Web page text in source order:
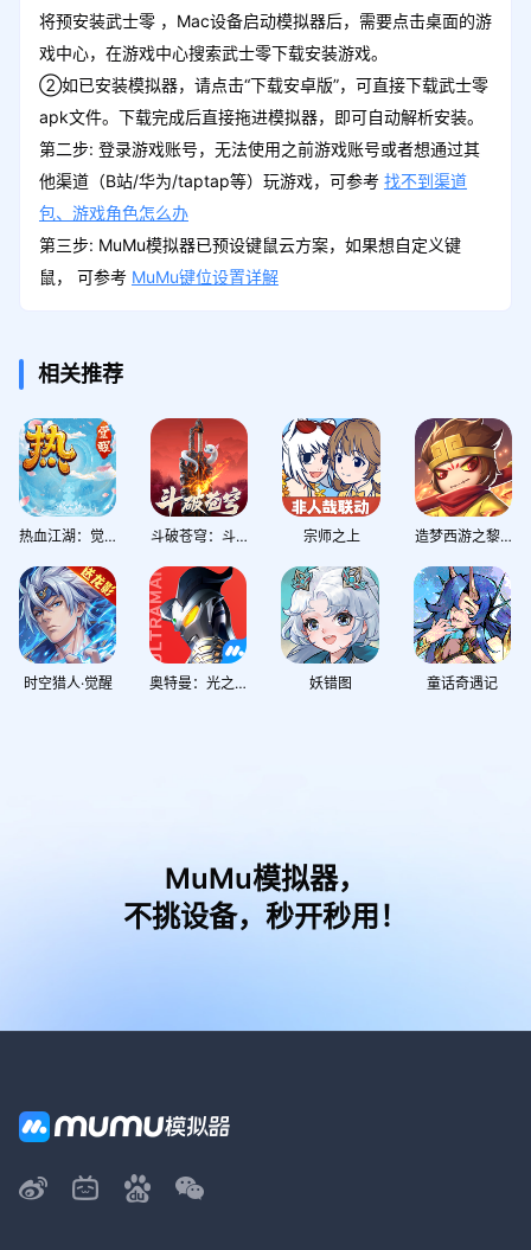
将预安装武士零 ，Mac设备启动模拟器后，需要点击桌面的游
戏中心，在游戏中心搜索武士零下载安装游戏。
②如已安装模拟器，请点击“下载安卓版”，可直接下载武士零
apk文件。下载完成后直接拖进模拟器，即可自动解析安装。
第二步: 登录游戏账号，无法使用之前游戏账号或者想通过其
他渠道（B站/华为/taptap等）玩游戏，可参考 找不到渠道
包、游戏角色怎么办
第三步: MuMu模拟器已预设键鼠云方案，如果想自定义键
鼠， 可参考 MuMu键位设置详解
相关推荐
热血江湖：觉醒 斗破苍穹：斗帝之路 宗师之上 造梦西游之黎尤浩劫篇
时空猎人·觉醒 奥特曼：光之战士 妖错图 童话奇遇记
MuMu模拟器，
不挑设备，秒开秒用！